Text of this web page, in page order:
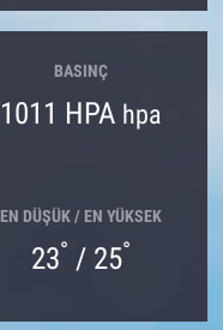
BASINÇ
1011 HPA hpa
EN DÜŞÜK / EN YÜKSEK
23° / 25°